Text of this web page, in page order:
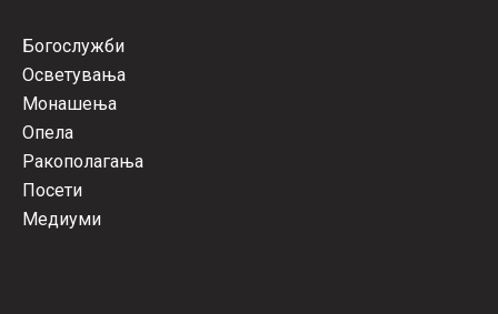
Богослужби
Осветувања
Монашења
Опела
Ракополагања
Посети
Медиуми